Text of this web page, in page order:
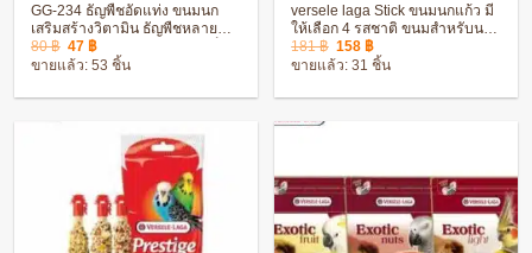
GG-234 ธัญพืชอัดแท่ง ขนมนก
เสริมสร้างวิตามิน ธัญพืชหลาย
ชนิด เหมาะสำหรับนกขนาดเล็ก
และกลาง
80฿ Original
price
was:
47 ฿Current
price
is:
ขายแล้ว: 53 ชิ้น
versele laga Stick ขนมนกแก้ว มี
ให้เลือก 4 รสชาติ ขนมสำหรับนก
นกพาราคีท นกแก้วปากขอ
181฿ Original
price
was:
158 ฿Current
price
is:
ขายแล้ว: 31 ชิ้น